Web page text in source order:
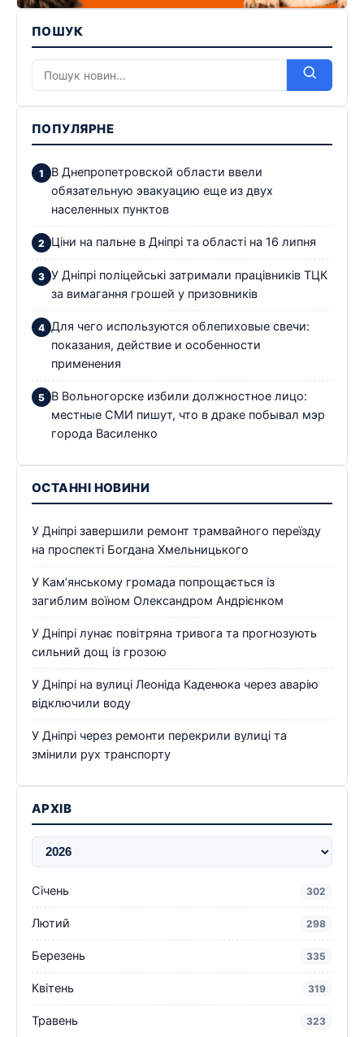
ПОШУК
ПОПУЛЯРНЕ
В Днепропетровской области ввели
обязательную эвакуацию еще из двух
населенных пунктов
Ціни на пальне в Дніпрі та області на 16 липня
У Дніпрі поліцейські затримали працівників ТЦК
за вимагання грошей у призовників
Для чего используются облепиховые свечи:
показания, действие и особенности
применения
В Вольногорске избили должностное лицо:
местные СМИ пишут, что в драке побывал мэр
города Василенко
ОСТАННІ НОВИНИ
У Дніпрі завершили ремонт трамвайного переїзду
на проспекті Богдана Хмельницького
У Кам’янському громада попрощається із
загиблим воїном Олександром Андрієнком
У Дніпрі лунає повітряна тривога та прогнозують
сильний дощ із грозою
У Дніпрі на вулиці Леоніда Каденюка через аварію
відключили воду
У Дніпрі через ремонти перекрили вулиці та
змінили рух транспорту
АРХІВ
Січень 302
Лютий 298
Березень 335
Квітень 319
Травень 323